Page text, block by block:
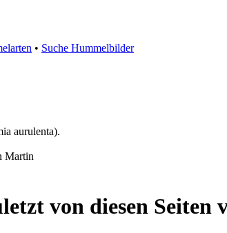
• Suche Hummelbilder
aurulenta).
Martin
von diesen Seiten